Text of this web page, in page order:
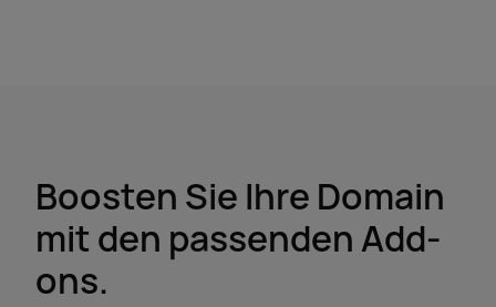
Boosten Sie Ihre Domain
mit den passenden Add-
ons.